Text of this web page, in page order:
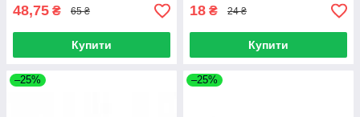
48,75 ₴ 65 ₴
Купити
18 ₴ 24 ₴
Купити
–25% –25%